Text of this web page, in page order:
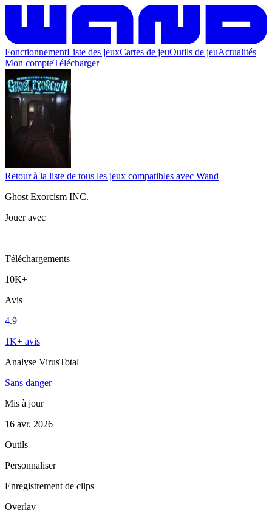
FonctionnementListe des jeuxCartes de jeuOutils de jeuActualités
Mon compteTélécharger
Retour à la liste de tous les jeux compatibles avec Wand
Ghost Exorcism INC.
Jouer avec
Téléchargements
10K+
Avis
4.9
1K+ avis
Analyse VirusTotal
Sans danger
Mis à jour
16 avr. 2026
Outils
Personnaliser
Enregistrement de clips
Overlay